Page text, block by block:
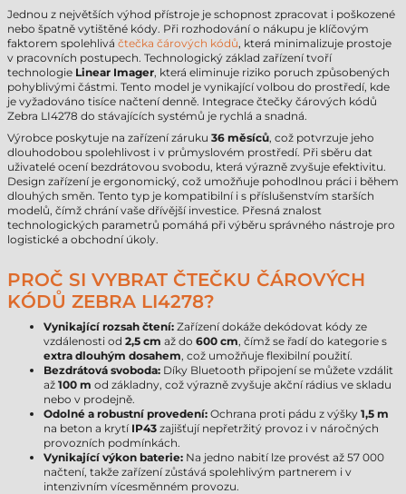
Jednou z největších výhod přístroje je schopnost zpracovat i poškozené
nebo špatně vytištěné kódy. Při rozhodování o nákupu je klíčovým
faktorem spolehlivá čtečka čárových kódů, která minimalizuje prostoje
v pracovních postupech. Technologický základ zařízení tvoří
technologie Linear Imager, která eliminuje riziko poruch způsobených
pohyblivými částmi. Tento model je vynikající volbou do prostředí, kde
je vyžadováno tisíce načtení denně. Integrace čtečky čárových kódů
Zebra LI4278 do stávajících systémů je rychlá a snadná.
Výrobce poskytuje na zařízení záruku 36 měsíců, což potvrzuje jeho
dlouhodobou spolehlivost i v průmyslovém prostředí. Při sběru dat
uživatelé ocení bezdrátovou svobodu, která výrazně zvyšuje efektivitu.
Design zařízení je ergonomický, což umožňuje pohodlnou práci i během
dlouhých směn. Tento typ je kompatibilní i s příslušenstvím starších
modelů, čímž chrání vaše dřívější investice. Přesná znalost
technologických parametrů pomáhá při výběru správného nástroje pro
logistické a obchodní úkoly.
PROČ SI VYBRAT ČTEČKU ČÁROVÝCH
KÓDŮ ZEBRA LI4278?
Vynikající rozsah čtení: Zařízení dokáže dekódovat kódy ze
vzdálenosti od 2,5 cm až do 600 cm, čímž se řadí do kategorie s
extra dlouhým dosahem, což umožňuje flexibilní použití.
Bezdrátová svoboda: Díky Bluetooth připojení se můžete vzdálit
až 100 m od základny, což výrazně zvyšuje akční rádius ve skladu
nebo v prodejně.
Odolné a robustní provedení: Ochrana proti pádu z výšky 1,5 m
na beton a krytí IP43 zajišťují nepřetržitý provoz i v náročných
provozních podmínkách.
Vynikající výkon baterie: Na jedno nabití lze provést až 57 000
načtení, takže zařízení zůstává spolehlivým partnerem i v
intenzivním vícesměnném provozu.